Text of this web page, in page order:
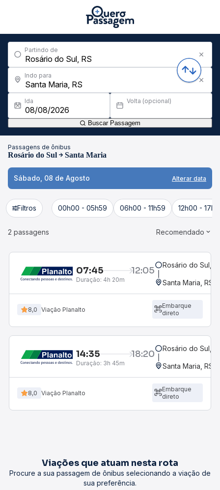
Partindo de
Indo para
Ida Volta (opcional)
Buscar Passagem
Passagens de ônibus
Rosário do Sul Santa Maria
Sábado, 08 de Agosto Alterar data
Filtros 00h00 - 05h59 06h00 - 11h59 12h00 -
2 passagens Recomendado
07:45 12:05
Duração: 4h 20m
Rosário do Sul,
Santa Maria, RS
8,0 Viação Planalto
Embarque
direto
14:35 18:20
Duração: 3h 45m
Rosário do Sul,
Santa Maria, RS
8,0 Viação Planalto
Embarque
direto
Viações que atuam nesta rota
Procure a sua passagem de ônibus selecionando a viação de
sua preferência.